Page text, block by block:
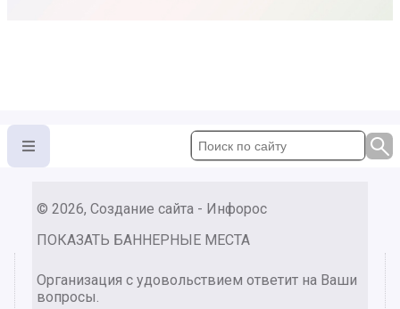
© 2026, Создание сайта - Инфорос
ПОКАЗАТЬ БАННЕРНЫЕ МЕСТА
Организация с удовольствием ответит на Ваши
вопросы.